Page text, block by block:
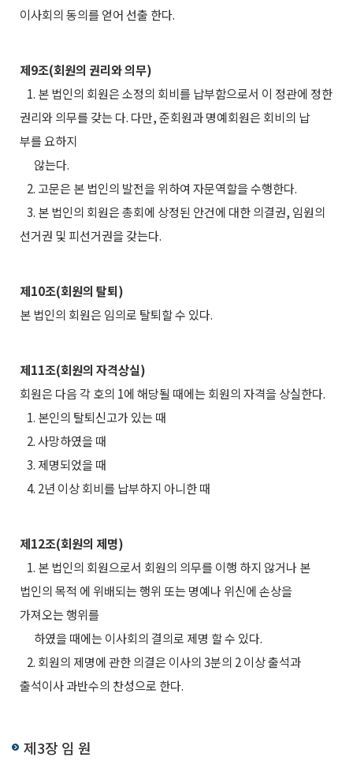
이사회의 동의를 얻어 선출 한다.
제9조(회원의 권리와 의무)
1. 본 법인의 회원은 소정의 회비를 납부함으로서 이 정관에 정한
권리와 의무를 갖는 다. 다만, 준회원과 명예회원은 회비의 납
부를 요하지
않는다.
2. 고문은 본 법인의 발전을 위하여 자문역할을 수행한다.
3. 본 법인의 회원은 총회에 상정된 안건에 대한 의결권, 임원의
선거권 및 피선거권을 갖는다.
제10조(회원의 탈퇴)
본 법인의 회원은 임의로 탈퇴할 수 있다.
제11조(회원의 자격상실)
회원은 다음 각 호의 1에 해당될 때에는 회원의 자격을 상실한다.
1. 본인의 탈퇴신고가 있는 때
2. 사망하였을 때
3. 제명되었을 때
4. 2년 이상 회비를 납부하지 아니한 때
제12조(회원의 제명)
1. 본 법인의 회원으로서 회원의 의무를 이행 하지 않거나 본
법인의 목적 에 위배되는 행위 또는 명예나 위신에 손상을
가져오는 행위를
하였을 때에는 이사회의 결의로 제명 할 수 있다.
2. 회원의 제명에 관한 의결은 이사의 3분의 2 이상 출석과
출석이사 과반수의 찬성으로 한다.
제3장 임 원